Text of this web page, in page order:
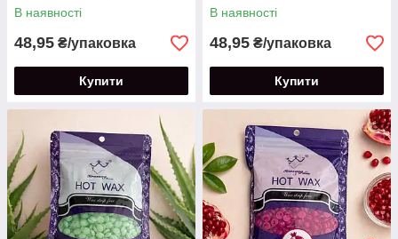
В наявності
48,95 ₴/упаковка
Купити
В наявності
48,95 ₴/упаковка
Купити